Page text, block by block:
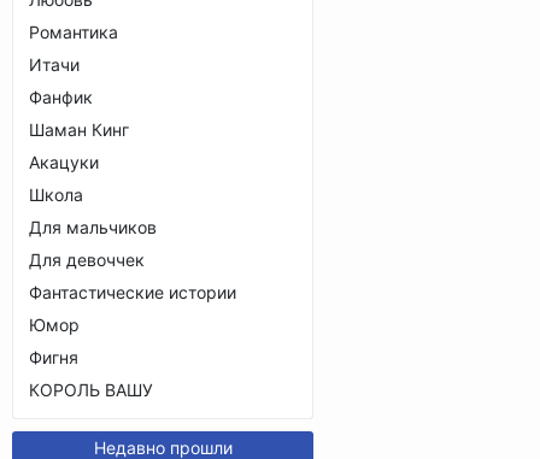
Романтика
Итачи
Фанфик
Шаман Кинг
Акацуки
Школа
Для мальчиков
Для девоччек
Фантастические истории
Юмор
Фигня
КОРОЛЬ ВАШУ
Недавно прошли